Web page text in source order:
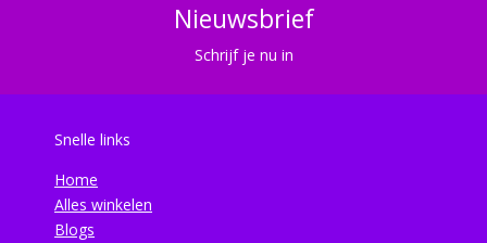
Nieuwsbrief
Schrijf je nu in
Snelle links
Home
Alles winkelen
Blogs